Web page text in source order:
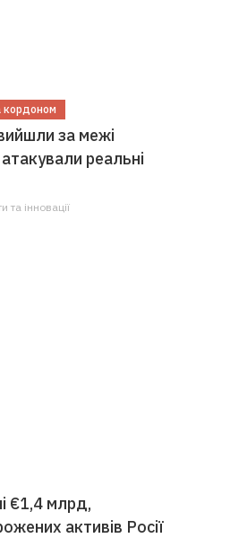
кордоном
за межі
реальні
та інновації
€1,4 млрд,
активів Росії